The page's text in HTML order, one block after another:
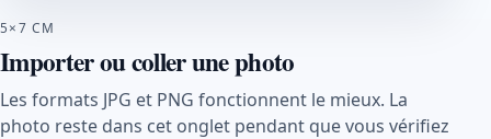
5×7 CM
Importer ou coller une photo
Les formats JPG et PNG fonctionnent le mieux. La
photo reste dans cet onglet pendant que vous vérifiez